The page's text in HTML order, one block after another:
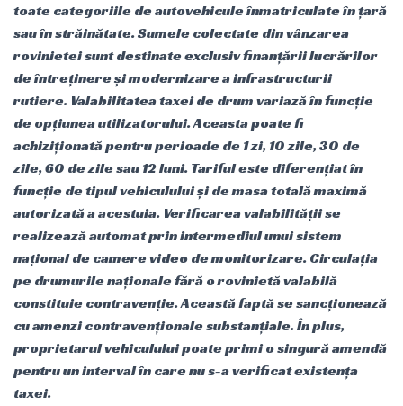
toate categoriile de autovehicule înmatriculate în țară
sau în străinătate. Sumele colectate din vânzarea
rovinietei sunt destinate exclusiv finanțării lucrărilor
de întreținere și modernizare a infrastructurii
rutiere. Valabilitatea taxei de drum variază în funcție
de opțiunea utilizatorului. Aceasta poate fi
achiziționată pentru perioade de 1 zi, 10 zile, 30 de
zile, 60 de zile sau 12 luni. Tariful este diferențiat în
funcție de tipul vehiculului și de masa totală maximă
autorizată a acestuia. Verificarea valabilității se
realizează automat prin intermediul unui sistem
național de camere video de monitorizare. Circulația
pe drumurile naționale fără o rovinietă valabilă
constituie contravenție. Această faptă se sancționează
cu amenzi contravenționale substanțiale. În plus,
proprietarul vehiculului poate primi o singură amendă
pentru un interval în care nu s-a verificat existența
taxei.